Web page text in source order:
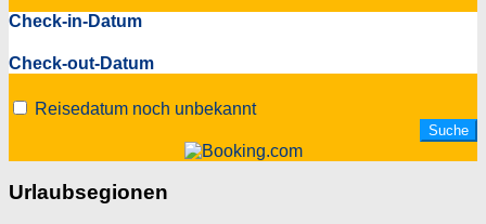
Check-in-Datum
Check-out-Datum
Reisedatum noch unbekannt
Urlaubsegionen